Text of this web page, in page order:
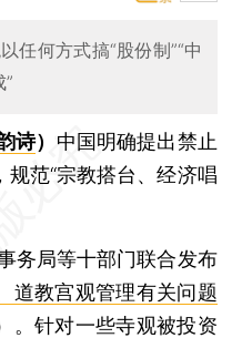
任何方式搞“股份制”“中
诗） 中国明确提出禁止
范“宗教搭台、经济唱
局等十部门联合发布
道教宫观管理有关问题
。针对一些寺观被投资